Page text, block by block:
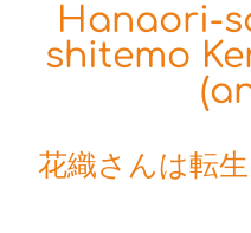
Hanaori-
shitemo
花織さんは転